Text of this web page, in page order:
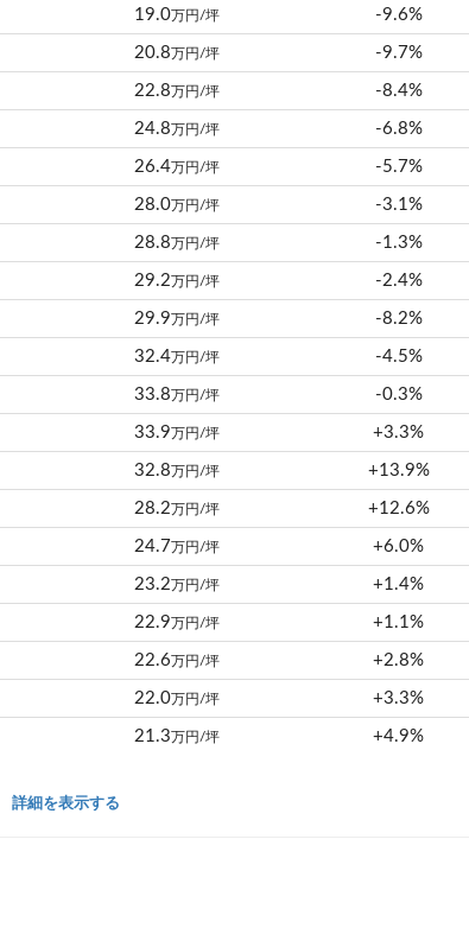
19.0 万円/坪 -9.6%
20.8 万円/坪 -9.7%
22.8 万円/坪 -8.4%
24.8 万円/坪 -6.8%
26.4 万円/坪 -5.7%
28.0 万円/坪 -3.1%
28.8 万円/坪 -1.3%
29.2 万円/坪 -2.4%
29.9 万円/坪 -8.2%
32.4 万円/坪 -4.5%
33.8 万円/坪 -0.3%
33.9 万円/坪 +3.3%
32.8 万円/坪 +13.9%
28.2 万円/坪 +12.6%
24.7 万円/坪 +6.0%
23.2 万円/坪 +1.4%
22.9 万円/坪 +1.1%
22.6 万円/坪 +2.8%
22.0 万円/坪 +3.3%
21.3 万円/坪 +4.9%
詳細を表示する